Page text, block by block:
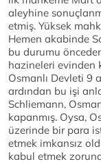
aleyhine
etmiş. Yüksek
Hemen akabinde
bu durumu
hazineleri evinden
Osmanlı Devleti 9
ardından bu işi
Schliemann,
kapanmış. Oysa,
üzerinde bir para
etmek imkansız
kabul etmek